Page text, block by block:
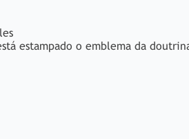
estampado o emblema da